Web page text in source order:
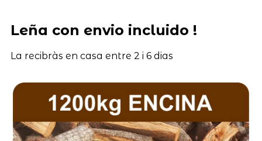
Leña con envio incluido !
La recibràs en casa entre 2 i 6 dias